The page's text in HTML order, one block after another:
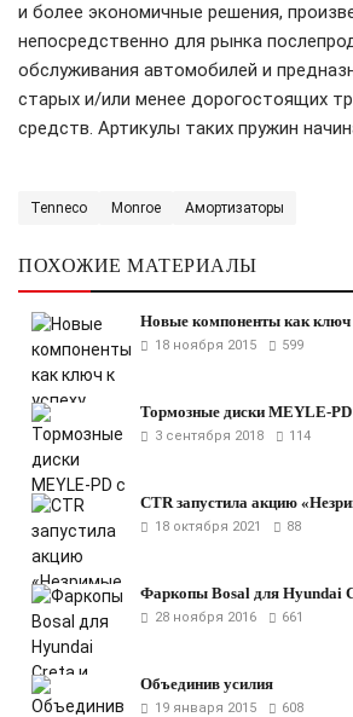
и более экономичные решения,
непосредственно для рынка
обслуживания автомобилей и
старых и/или менее дорогостоящих
средств. Артикулы таких пружин
Tenneco Monroe Амортизаторы
ПОХОЖИЕ МАТЕРИАЛЫ
Новые компоненты как ключ
18 ноября 2015 599
Тормозные диски MEYLE-
3 сентября 2018 114
CTR запустила акцию
18 октября 2021 88
Фаркопы Bosal для Hyundai
28 ноября 2016 661
Объединив усилия
19 января 2015 608